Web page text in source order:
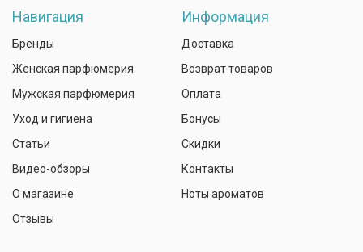
Навигация
Бренды
Женская парфюмерия
Мужская парфюмерия
Уход и гигиена
Статьи
Видео-обзоры
О магазине
Отзывы
Информация
Доставка
Возврат товаров
Оплата
Бонусы
Скидки
Контакты
Ноты ароматов